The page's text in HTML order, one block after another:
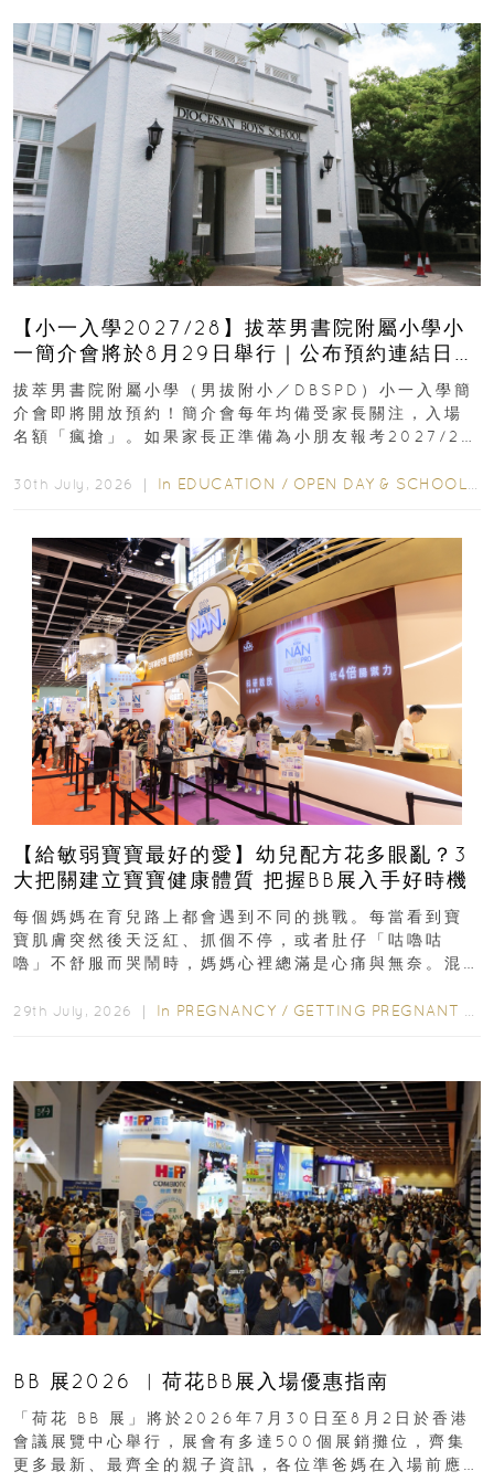
【小一入學2027/28】拔萃男書院附屬小學小
一簡介會將於8月29日舉行｜公布預約連結日期
｜更設有網上重溫
拔萃男書院附屬小學（男拔附小／DBSPD）小一入學簡
介會即將開放預約！簡介會每年均備受家長關注，入場
名額「瘋搶」。如果家長正準備為小朋友報考2027/28
30th July, 2026 ｜ In EDUCATION / OPEN DAY & SCHOOL EVENTS
【給敏弱寶寶最好的愛】幼兒配方花多眼亂？3
大把關建立寶寶健康體質 把握BB展入手好時機
每個媽媽在育兒路上都會遇到不同的挑戰。每當看到寶
寶肌膚突然後天泛紅、抓個不停，或者肚仔「咕嚕咕
嚕」不舒服而哭鬧時，媽媽心裡總滿是心痛與無奈。混
29th July, 2026 ｜ In PREGNANCY / GETTING PREGNANT
BB 展2026 ︳荷花BB展入場優惠指南
「荷花 BB 展」將於2026年7月30日至8月2日於香港
會議展覽中心舉行，展會有多達500個展銷攤位，齊集
更多最新、最齊全的親子資訊，各位準爸媽在入場前應